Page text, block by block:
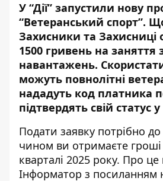
У “Дії” запустили нову
“Ветеранський спорт”.
Захисники та Захисниці
1500 гривень на заняття
навантажень.
можуть повнолітні
нададуть код платника
підтвердять свій статус у
Подати заявку потрібно
чином ви отримаєте
кварталі 2025 року. Про
Інформатор з посиланням